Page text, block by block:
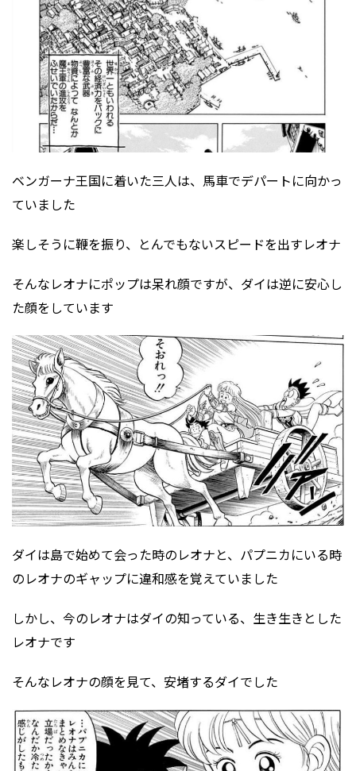
ベンガーナ王国に着いた三人は、馬車でデパートに向かっ
ていました
楽しそうに鞭を振り、とんでもないスピードを出すレオナ
そんなレオナにポップは呆れ顔ですが、ダイは逆に安心し
た顔をしています
ダイは島で始めて会った時のレオナと、パプニカにいる時
のレオナのギャップに違和感を覚えていました
しかし、今のレオナはダイの知っている、生き生きとした
レオナです
そんなレオナの顔を見て、安堵するダイでした